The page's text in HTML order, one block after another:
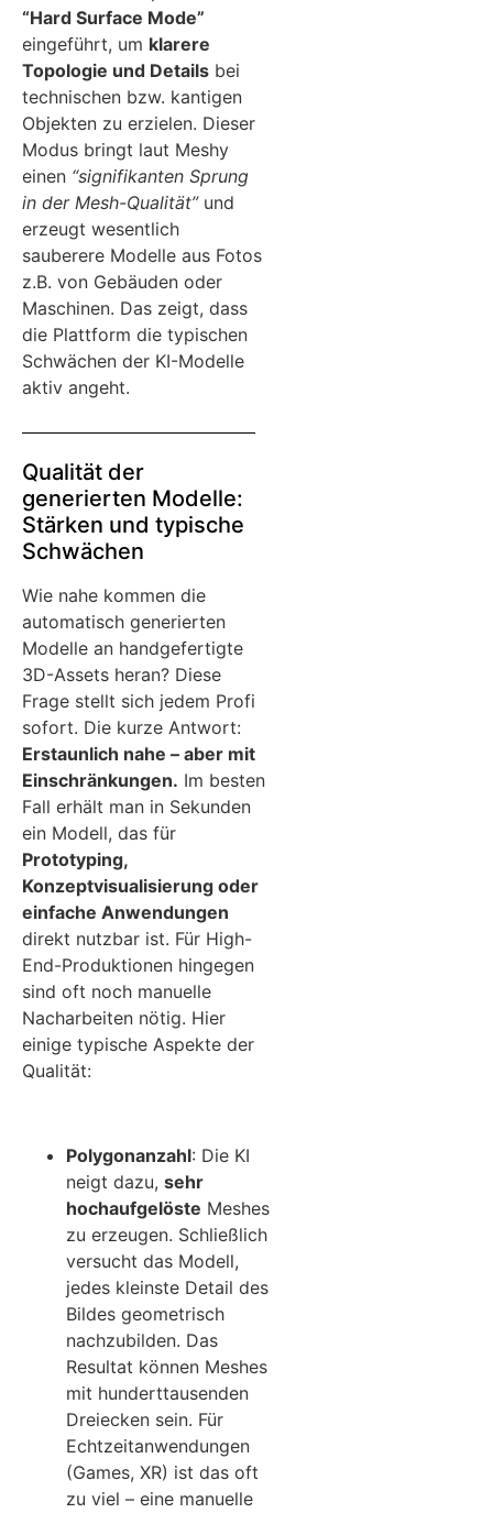
“Hard Surface Mode”
eingeführt, um klarere
Topologie und Details bei
technischen bzw. kantigen
Objekten zu erzielen. Dieser
Modus bringt laut Meshy
einen “signifikanten Sprung
in der Mesh-Qualität”und
erzeugt wesentlich
sauberere Modelle aus Fotos
z.B. von Gebäuden oder
Maschinen. Das zeigt, dass
die Plattform die typischen
Schwächen der KI-Modelle
aktiv angeht.
Qualität der
generierten Modelle:
Stärken und typische
Schwächen
Wie nahe kommen die
automatisch generierten
Modelle an handgefertigte
3D-Assets heran? Diese
Frage stellt sich jedem Profi
sofort. Die kurze Antwort:
Erstaunlich nahe – aber mit
Einschränkungen. Im besten
Fall erhält man in Sekunden
ein Modell, das für
Prototyping,
Konzeptvisualisierung oder
einfache Anwendungen
direkt nutzbar ist. Für High-
End-Produktionen hingegen
sind oft noch manuelle
Nacharbeiten nötig. Hier
einige typische Aspekte der
Qualität:
Polygonanzahl: Die KI
neigt dazu, sehr
hochaufgelöste Meshes
zu erzeugen. Schließlich
versucht das Modell,
jedes kleinste Detail des
Bildes geometrisch
nachzubilden. Das
Resultat können Meshes
mit hunderttausenden
Dreiecken sein. Für
Echtzeitanwendungen
(Games, XR) ist das oft
zu viel – eine manuelle